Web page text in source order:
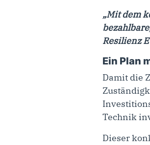
„Mit dem
Resilienz
Ein Plan
Damit die
Technik
Dieser